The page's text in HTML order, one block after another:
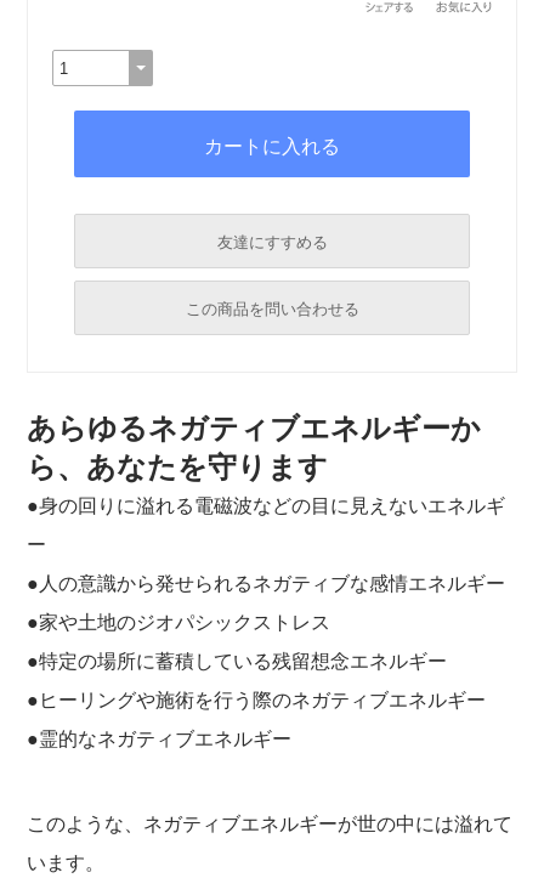
友達にすすめる
必須
必須
この商品を問い合わせる
必須
必須
あらゆるネガティブエネルギーか
ら、あなたを守ります
●身の回りに溢れる電磁波などの目に見えないエネルギ
ー
●人の意識から発せられるネガティブな感情エネルギー
●家や土地のジオパシックストレス
●特定の場所に蓄積している残留想念エネルギー
●ヒーリングや施術を行う際のネガティブエネルギー
●霊的なネガティブエネルギー
このような、ネガティブエネルギーが世の中には溢れて
います。